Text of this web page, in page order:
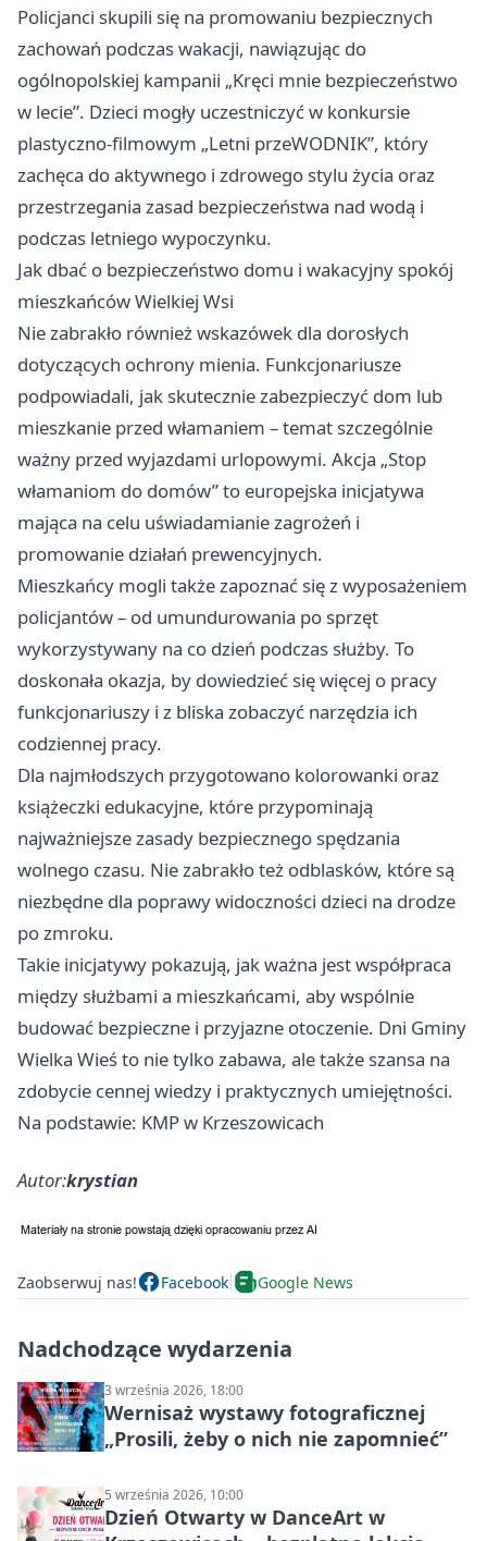
Policjanci skupili się na promowaniu bezpiecznych
zachowań podczas wakacji, nawiązując do
ogólnopolskiej kampanii „Kręci mnie bezpieczeństwo
w lecie”. Dzieci mogły uczestniczyć w konkursie
plastyczno-filmowym „Letni przeWODNIK”, który
zachęca do aktywnego i zdrowego stylu życia oraz
przestrzegania zasad bezpieczeństwa nad wodą i
podczas letniego wypoczynku.
Jak dbać o bezpieczeństwo domu i wakacyjny spokój
mieszkańców Wielkiej Wsi
Nie zabrakło również wskazówek dla dorosłych
dotyczących ochrony mienia. Funkcjonariusze
podpowiadali, jak skutecznie zabezpieczyć dom lub
mieszkanie przed włamaniem – temat szczególnie
ważny przed wyjazdami urlopowymi. Akcja „Stop
włamaniom do domów” to europejska inicjatywa
mająca na celu uświadamianie zagrożeń i
promowanie działań prewencyjnych.
Mieszkańcy mogli także zapoznać się z wyposażeniem
policjantów – od umundurowania po sprzęt
wykorzystywany na co dzień podczas służby. To
doskonała okazja, by dowiedzieć się więcej o pracy
funkcjonariuszy i z bliska zobaczyć narzędzia ich
codziennej pracy.
Dla najmłodszych przygotowano kolorowanki oraz
książeczki edukacyjne, które przypominają
najważniejsze zasady bezpiecznego spędzania
wolnego czasu. Nie zabrakło też odblasków, które są
niezbędne dla poprawy widoczności dzieci na drodze
po zmroku.
Takie inicjatywy pokazują, jak ważna jest współpraca
między służbami a mieszkańcami, aby wspólnie
budować bezpieczne i przyjazne otoczenie. Dni Gminy
Wielka Wieś to nie tylko zabawa, ale także szansa na
zdobycie cennej wiedzy i praktycznych umiejętności.
Na podstawie: KMP w Krzeszowicach
Autor:krystian
Zaobserwuj nas! Facebook Google News
Nadchodzące wydarzenia
3 września 2026, 18:00
Wernisaż wystawy fotograficznej
„Prosili, żeby o nich nie zapomnieć”
5 września 2026, 10:00
Dzień Otwarty w DanceArt w